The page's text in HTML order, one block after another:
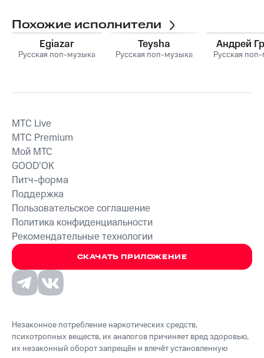
Похожие исполнители
Egiazar
Русская поп-музыка
Teysha
Русская поп-музыка
Андрей
Русская
СКАЧАТЬ ПРИЛОЖЕНИЕ
MTС Live
MTС Premium
Мой МТС
GOOD’OK
Питч-форма
Поддержка
Пользовательское соглашение
Политика конфиденциальности
Рекомендательные технологии
Незаконное потребление наркотических средств,
психотропных веществ, их аналогов причиняет вред здоровью,
их незаконный оборот запрещён и влечёт установленную